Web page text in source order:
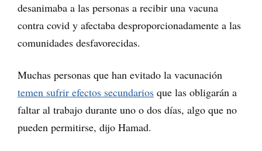
desanimaba a las personas a recibir una vacuna
contra covid y afectaba desproporcionadamente a las
comunidades desfavorecidas.
Muchas personas que han evitado la vacunación
temen sufrir efectos secundarios que las obligarán a
faltar al trabajo durante uno o dos días, algo que no
pueden permitirse, dijo Hamad.